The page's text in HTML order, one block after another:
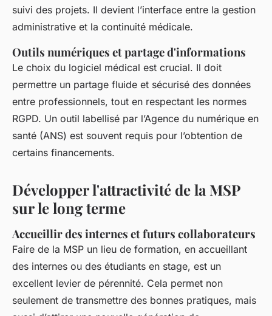
suivi des projets. Il devient l’interface entre la gestion
administrative et la continuité médicale.
Outils numériques et partage d'informations
Le choix du logiciel médical est crucial. Il doit
permettre un partage fluide et sécurisé des données
entre professionnels, tout en respectant les normes
RGPD. Un outil labellisé par l’Agence du numérique en
santé (ANS) est souvent requis pour l’obtention de
certains financements.
Développer l'attractivité de la MSP
sur le long terme
Accueillir des internes et futurs collaborateurs
Faire de la MSP un lieu de formation, en accueillant
des internes ou des étudiants en stage, est un
excellent levier de pérennité. Cela permet non
seulement de transmettre des bonnes pratiques, mais